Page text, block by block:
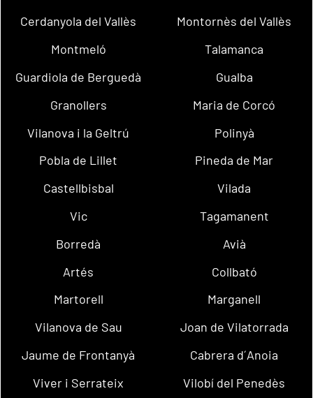
Cerdanyola del Vallès
Montornès del Vallès
Montmeló
Talamanca
Guardiola de Berguedà
Gualba
Granollers
Maria de Corcó
Vilanova i la Geltrú
Polinyà
Pobla de Lillet
Pineda de Mar
Castellbisbal
Vilada
Vic
Tagamanent
Borredà
Avià
Artés
Collbató
Martorell
Marganell
Vilanova de Sau
Joan de Vilatorrada
Jaume de Frontanyà
Cabrera d´Anoia
Viver i Serrateix
Vilobí del Penedès